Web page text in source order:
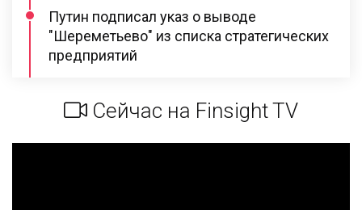
Путин подписал указ о выводе
"Шереметьево" из списка стратегических
предприятий
Сейчас на Finsight TV